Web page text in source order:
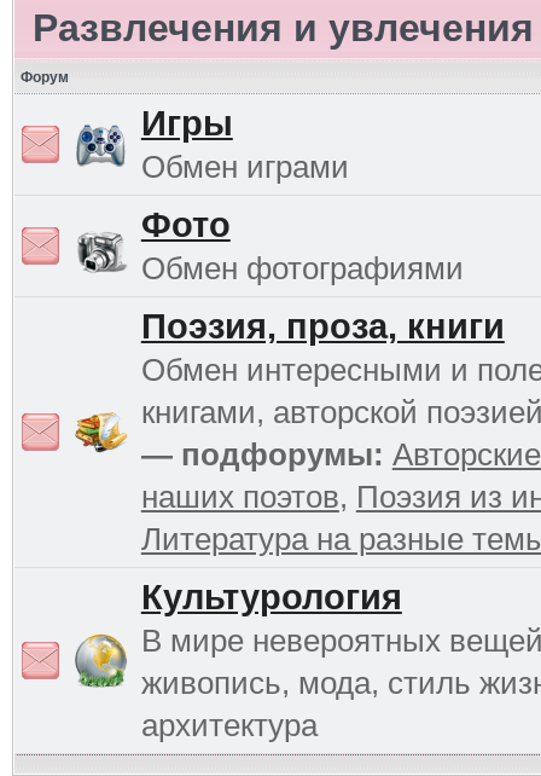
Развлечения и увлечения
Форум
Игры
Обмен играми
Фото
Обмен фотографиями
Поэзия, проза, книги
Обмен интересными и
книгами, авторской
— подфорумы:
наших поэтов, Поэзия из
Литература на разные
Культурология
В мире невероятных
живопись, мода, стиль
архитектура